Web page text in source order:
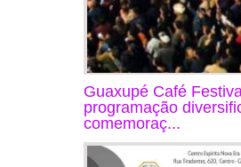
Guaxupé Café
programação
comemoraç...